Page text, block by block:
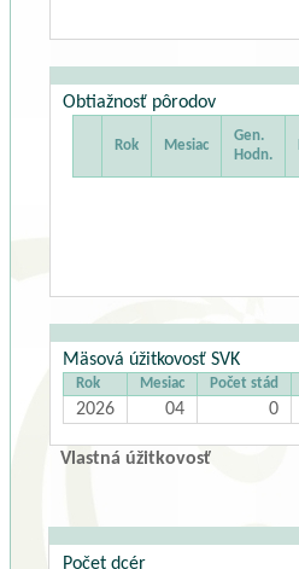
Obtiažnosť pôrodov
Rok Mesiac
Gen.
Hodn.
Mäsová úžitkovosť SVK
Rok Mesiac Počet stád
2026 04 0
Vlastná úžitkovosť
Počet dcér